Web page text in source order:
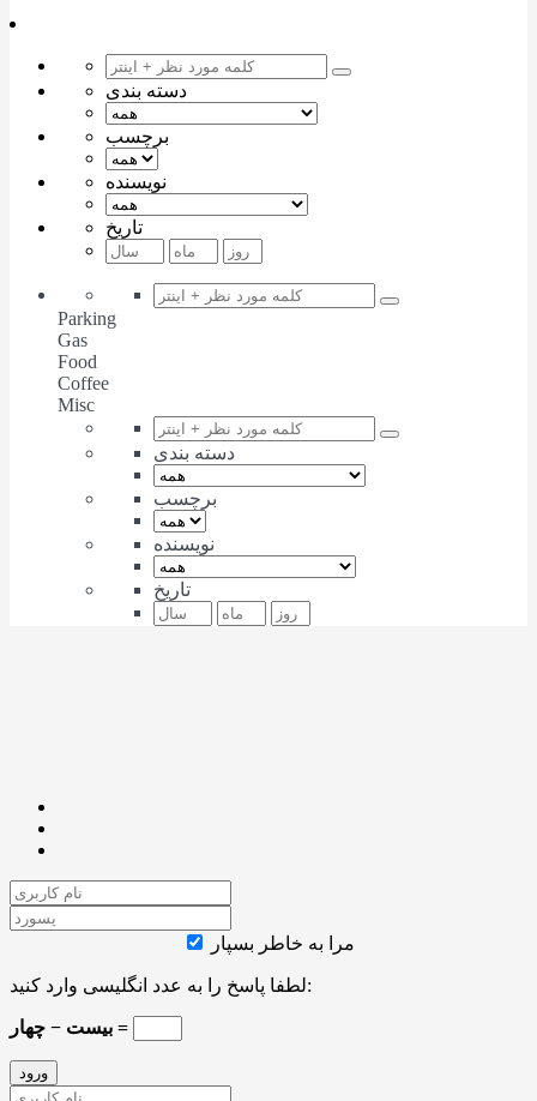
دسته بندی
برچسب
نویسنده
تاریخ
Parking
Gas
Food
Coffee
Misc
دسته بندی
برچسب
نویسنده
تاریخ
مرا به خاطر بسپار
لطفا پاسخ را به عدد انگلیسی وارد کنید:
بیست − چهار =